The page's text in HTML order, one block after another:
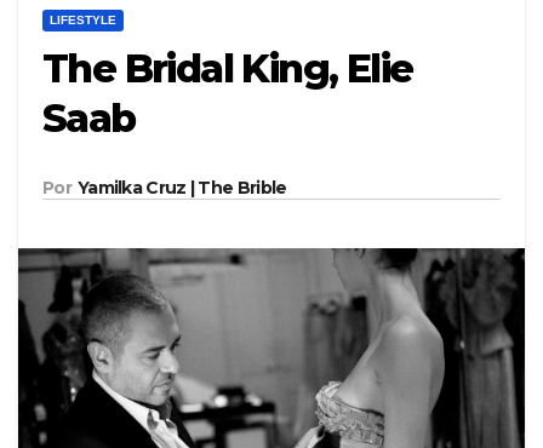
LIFESTYLE
The Bridal King, Elie
Saab
Por Yamilka Cruz | The Brible